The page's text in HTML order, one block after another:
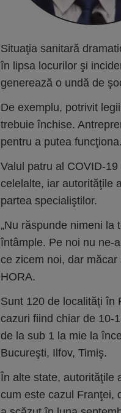
Situaţia sanitară
în lipsa locurilor şi
generea­ză o undă de
De exemplu, potrivit
trebuie închise.
pentru a putea funcţiona.
Valul patru al COVID-
celelalte, iar autorităţile
partea specialiştilor.
„Nu răspunde nimeni la
întâmple. Pe noi nu ne-
ce zicem noi, dar
HORA.
Sunt 120 de localităţi în
cazuri fiind chiar de 10-
de la sub 1 la mie la
Bucureşti, Ilfov, Timiş.
În alte state, autorităţile
cum este ca­zul Franţei,